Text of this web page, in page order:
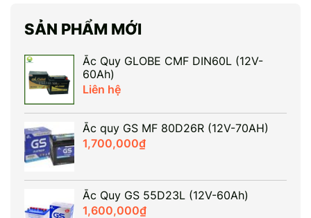
ấn tượng với công nghệ hiện đại và hiệu năng
khởi […]
SẢN PHẨM MỚI
Ắc Quy GLOBE CMF DIN60L (12V-
60Ah)
Liên hệ
Ắc quy GS MF 80D26R (12V-70AH)
1,700,000₫
Ắc Quy GS 55D23L (12V-60Ah)
1,600,000₫